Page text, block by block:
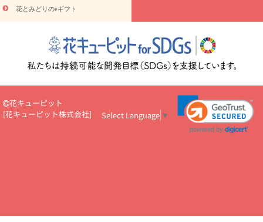
え・お悔やみ・7000円～
注目されている記事 365日の誕生花カレンダー
いのマナー
定年退職祝いのマナー
お祝いを贈るときのマナー・
花キューピットのお祝いコラム一覧
誕生日のお花を「色
彩心理学」で選ぶ方法
結婚祝いの予算相場
出産祝いお役立ち情
報
転職祝いのマナー基礎知識
ペットのお祝いワンポイントアド
お見舞いのマナーとル
ール
新築引っ越し祝いコラム お祝い花のマナー総まとめ
職
場上司や先輩へ贈るお祝い花の正解は？
開店祝いの花 選び方ガイ
あり)
花キューピット×専門家 CO2排出量削減 / SDGsを考える
花とみどりのeギフト
花キューピット
[花キューピット株式会社] Select Language ▼